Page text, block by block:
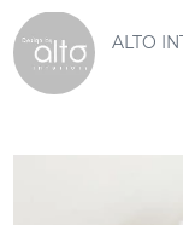
ALTO